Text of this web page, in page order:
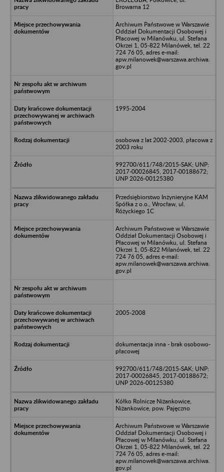
Browarna 12
Archiwum Państwowe w Warszawie
Oddział Dokumentacji Osobowej i
Płacowej w Milanówku, ul. Stefana
Okrzei 1, 05-822 Milanówek, tel. 22
724 76 05, adres e-mail:
apw.milanowek@warszawa.archiwa.
gov.pl
1995-2004
osobowa z lat 2002-2003, płacowa z
2003 roku
992700/611/748/2015-SAK; UNP:
2017-00026845, 2017-00188672;
UNP 2026-00125380
Przedsiębiorstwo Inżynieryjne KAM
Spółka z o.o., Wrocław, ul.
Różyckiego 1C
Archiwum Państwowe w Warszawie
Oddział Dokumentacji Osobowej i
Płacowej w Milanówku, ul. Stefana
Okrzei 1, 05-822 Milanówek, tel. 22
724 76 05, adres e-mail:
apw.milanowek@warszawa.archiwa.
gov.pl
2005-2008
dokumentacja inna - brak osobowo-
płacowej
992700/611/748/2015-SAK; UNP:
2017-00026845, 2017-00188672;
UNP 2026-00125380
Kółko Rolnicze Niżankowice,
Niżankowice, pow. Pajęczno
Archiwum Państwowe w Warszawie
Oddział Dokumentacji Osobowej i
Płacowej w Milanówku, ul. Stefana
Okrzei 1, 05-822 Milanówek, tel. 22
724 76 05, adres e-mail:
apw.milanowek@warszawa.archiwa.
gov.pl